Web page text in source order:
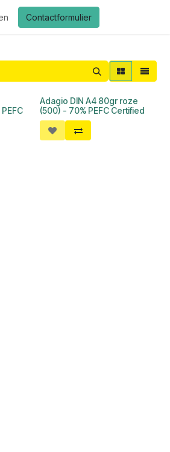
Contactformulier
Adagio DIN A4 80gr roze
(500) - 70% PEFC Certified